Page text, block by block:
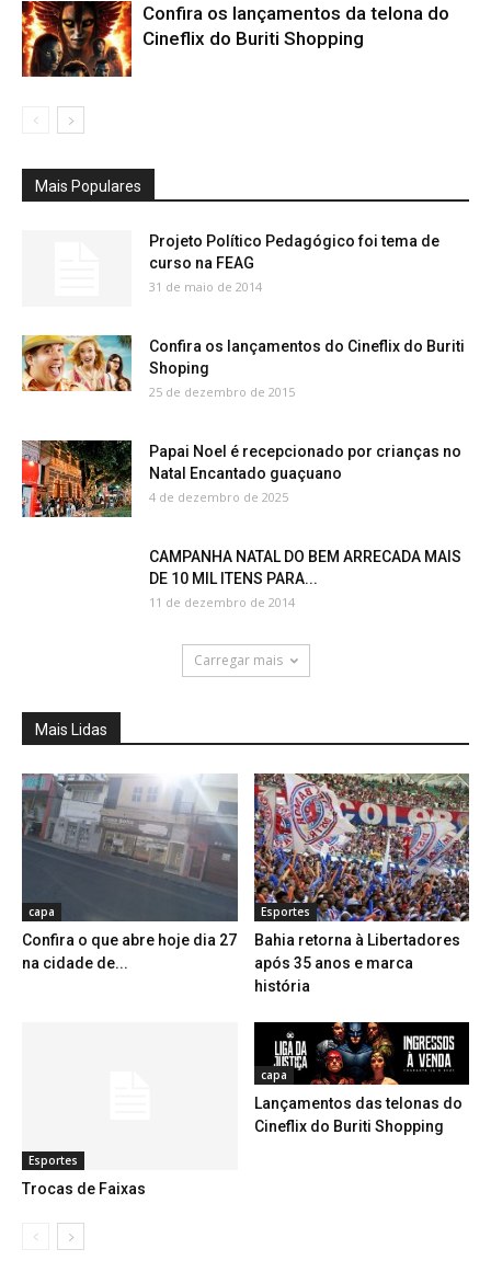
Confira os lançamentos da telona do
Cineflix do Buriti Shopping
Mais Populares
Projeto Político Pedagógico foi tema de
curso na FEAG
31 de maio de 2014
Confira os lançamentos do Cineflix do Buriti
Shoping
25 de dezembro de 2015
Papai Noel é recepcionado por crianças no
Natal Encantado guaçuano
4 de dezembro de 2025
CAMPANHA NATAL DO BEM ARRECADA MAIS
DE 10 MIL ITENS PARA...
11 de dezembro de 2014
Carregar mais
Mais Lidas
capa
Confira o que abre hoje dia 27
na cidade de...
Esportes
Bahia retorna à Libertadores
após 35 anos e marca
história
Esportes
Trocas de Faixas
capa
Lançamentos das telonas do
Cineflix do Buriti Shopping